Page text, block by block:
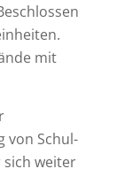
mit
von Schul-
weiter